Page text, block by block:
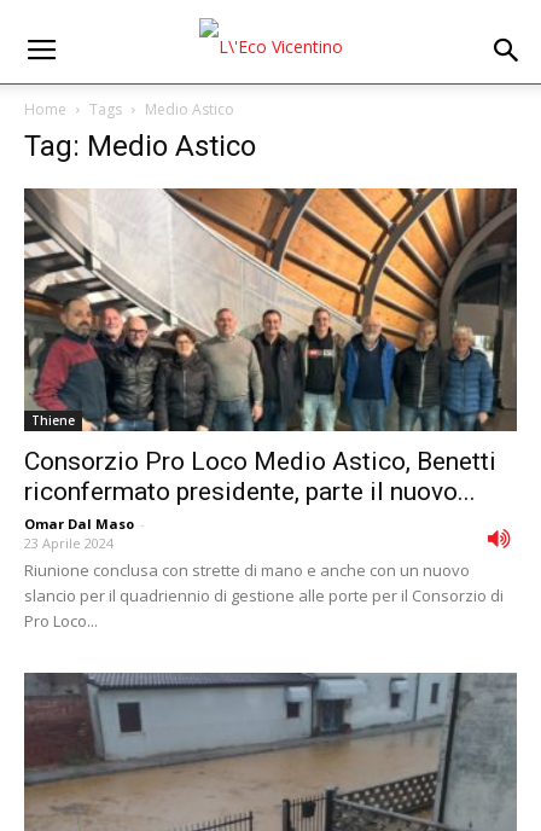
Home Tags Medio Astico
Tag: Medio Astico
Thiene
Consorzio Pro Loco Medio Astico, Benetti
riconfermato presidente, parte il nuovo...
Omar Dal Maso -
23 Aprile 2024
Riunione conclusa con strette di mano e anche con un nuovo
slancio per il quadriennio di gestione alle porte per il Consorzio di
Pro Loco...